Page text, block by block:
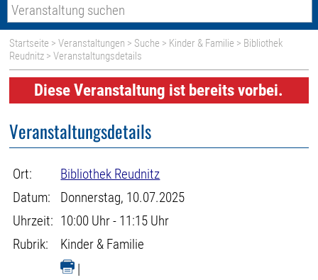
Startseite >Veranstaltungen > Suche > Kinder & Familie > Bibliothek
Reudnitz > Veranstaltungsdetails
Diese Veranstaltung ist bereits vorbei.
Veranstaltungsdetails
Ort:
Bibliothek Reudnitz
Datum:
Donnerstag, 10.07.2025
Uhrzeit: 10:00 Uhr - 11:15 Uhr
Rubrik:
Kinder & Familie
|